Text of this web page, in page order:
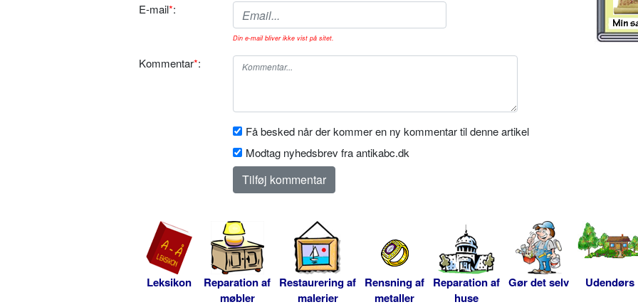
E-mail*:
Din e-mail bliver ikke vist på sitet.
Kommentar*:
Få besked når der kommer en ny kommentar til denne artikel
Modtag nyhedsbrev fra antikabc.dk
Leksikon
Reparation af
møbler
Restaurering af
malerier
Rensning af
metaller
Reparation af
huse
Gør det selv Udendørs